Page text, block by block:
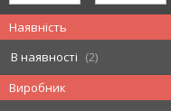
Наявність
В наявності
2
Виробник